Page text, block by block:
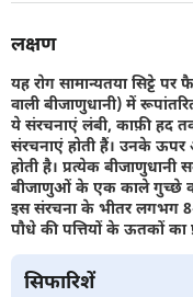
लक्षण
यह रोग सामान्यतया सिट्टे
वाली बीजाणुधानी) में
ये संरचनाएं लंबी, काफ़ी हद
संरचनाएं होती हैं। उनके
होती है। प्रत्येक
बीजाणुओं के एक काले गुच्छे
इस संरचना के भीतर लगभग
पौधे की पत्तियों के ऊतकों का
सिफारिशें